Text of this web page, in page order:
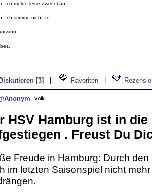
Ich melde leise Zweifel an.
Ich stimme nicht zu.
Diskutieren [3] Favoriten
HSV Hamburg ist in
. Freust Du
Freude in Hamburg: Durch
im letzten Saisonspiel nicht